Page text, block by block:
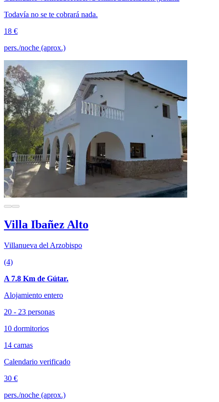
Todavía no se te cobrará nada.
18 €
pers./noche (aprox.)
Villa Ibañez Alto
Villanueva del Arzobispo
(4)
A 7.8 Km de Gútar.
Alojamiento entero
20 - 23 personas
10 dormitorios
14 camas
Calendario verificado
30 €
pers./noche (aprox.)